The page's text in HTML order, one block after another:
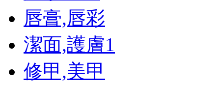
唇膏,唇彩
潔面,護膚1
修甲,美甲